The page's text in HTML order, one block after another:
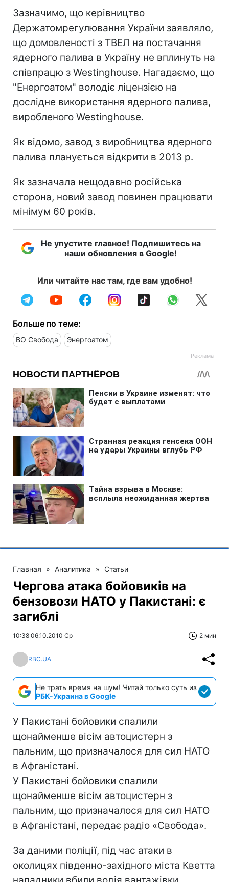
Зазначимо, що керівництво
Держатомрегулювання України заявляло,
що домовленості з ТВЕЛ на постачання
ядерного палива в Україну не вплинуть на
співпрацю з Westinghouse. Нагадаємо, що
"Енергоатом" володіє ліцензією на
дослідне використання ядерного палива,
виробленого Westinghouse.
Як відомо, завод з виробництва ядерного
палива планується відкрити в 2013 р.
Як зазначала нещодавно російська
сторона, новий завод повинен працювати
мінімум 60 років.
Не упустите главное! Подпишитесь на
наши обновления в Google!
Или читайте нас там, где вам удобно!
Больше по теме:
ВО Свобода Энергоатом
Главная » Аналитика » Статьи
Чергова атака бойовиків на
бензовози НАТО у Пакистані: є
загиблі
10:38 06.10.2010 Ср 2 мин
RBC.UA
Не трать время на шум! Читай только суть из
РБК-Украина в Google
У Пакистані бойовики спалили
щонайменше вісім автоцистерн з
пальним, що призначалося для сил НАТО
в Афганістані.
У Пакистані бойовики спалили
щонайменше вісім автоцистерн з
пальним, що призначалося для сил НАТО
в Афганістані, передає радіо «Свобода».
За даними поліції, під час атаки в
околицях південно-західного міста Кветта